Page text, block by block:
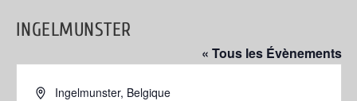
INGELMUNSTER
« Tous les Évènements
AdresseIngelmunster, Belgique